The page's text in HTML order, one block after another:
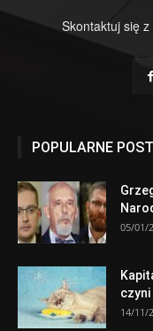
Skontaktuj się z
POPULARNE
05/01/
czyni
14/11/